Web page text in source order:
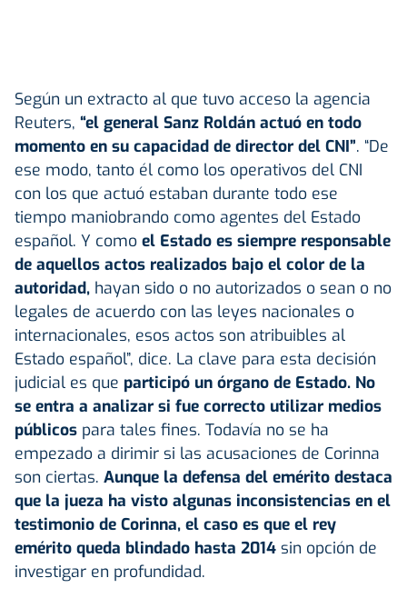
Según un extracto al que tuvo acceso la agencia
Reuters, “el general Sanz Roldán actuó en todo
momento en su capacidad de director del CNI”. “De
ese modo, tanto él como los operativos del CNI
con los que actuó estaban durante todo ese
tiempo maniobrando como agentes del Estado
español. Y como el Estado es siempre responsable
de aquellos actos realizados bajo el color de la
autoridad, hayan sido o no autorizados o sean o no
legales de acuerdo con las leyes nacionales o
internacionales, esos actos son atribuibles al
Estado español”, dice. La clave para esta decisión
judicial es que participó un órgano de Estado. No
se entra a analizar si fue correcto utilizar medios
públicos para tales fines. Todavía no se ha
empezado a dirimir si las acusaciones de Corinna
son ciertas. Aunque la defensa del emérito destaca
que la jueza ha visto algunas inconsistencias en el
testimonio de Corinna, el caso es que el rey
emérito queda blindado hasta 2014 sin opción de
investigar en profundidad.